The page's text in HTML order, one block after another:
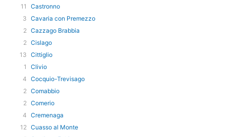
11
Castronno
3 Cavaria con Premezzo
2 Cazzago Brabbia
2 Cislago
13 Cittiglio
1
Clivio
4 Cocquio-Trevisago
2 Comabbio
2 Comerio
4 Cremenaga
12 Cuasso al Monte